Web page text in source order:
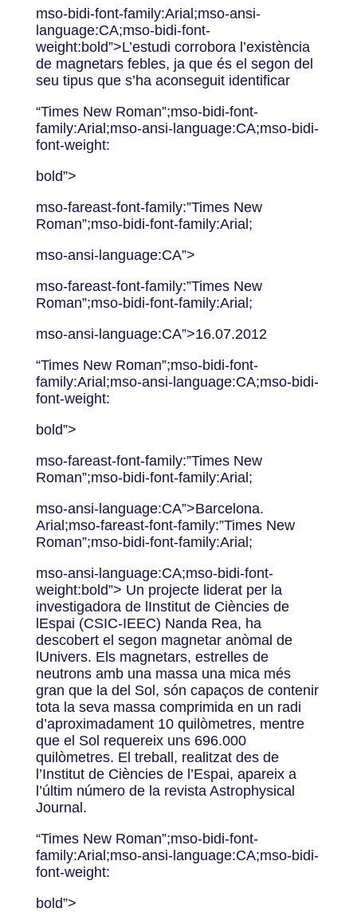
mso-bidi-font-family:Arial;mso-ansi-
language:CA;mso-bidi-font-
weight:bold”>L’estudi corrobora l’existència
de magnetars febles, ja que és el segon del
seu tipus que s’ha aconseguit identificar
“Times New Roman”;mso-bidi-font-
family:Arial;mso-ansi-language:CA;mso-bidi-
font-weight:
bold”>
mso-fareast-font-family:”Times New
Roman”;mso-bidi-font-family:Arial;
mso-ansi-language:CA”>
mso-fareast-font-family:”Times New
Roman”;mso-bidi-font-family:Arial;
mso-ansi-language:CA”>16.07.2012
“Times New Roman”;mso-bidi-font-
family:Arial;mso-ansi-language:CA;mso-bidi-
font-weight:
bold”>
mso-fareast-font-family:”Times New
Roman”;mso-bidi-font-family:Arial;
mso-ansi-language:CA”>Barcelona.
Arial;mso-fareast-font-family:”Times New
Roman”;mso-bidi-font-family:Arial;
mso-ansi-language:CA;mso-bidi-font-
weight:bold”> Un projecte liderat per la
investigadora de lInstitut de Ciències de
lEspai (CSIC-IEEC) Nanda Rea, ha
descobert el segon magnetar anòmal de
lUnivers. Els magnetars, estrelles de
neutrons amb una massa una mica més
gran que la del Sol, són capaços de contenir
tota la seva massa comprimida en un radi
d’aproximadament 10 quilòmetres, mentre
que el Sol requereix uns 696.000
quilòmetres. El treball, realitzat des de
l’Institut de Ciències de l’Espai, apareix a
l’últim número de la revista Astrophysical
Journal.
“Times New Roman”;mso-bidi-font-
family:Arial;mso-ansi-language:CA;mso-bidi-
font-weight:
bold”>